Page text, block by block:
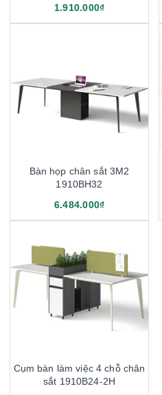
1.910.000₫
Bàn họp chân sắt 3M2
1910BH32
6.484.000₫
Cụm bàn làm việc 4 chỗ chân
sắt 1910B24-2H